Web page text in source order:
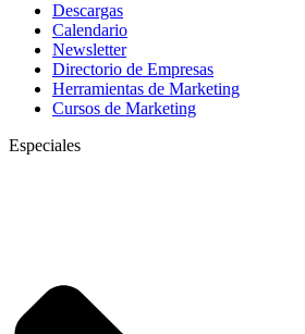
Descargas
Calendario
Newsletter
Directorio de Empresas
Herramientas de Marketing
Cursos de Marketing
Especiales